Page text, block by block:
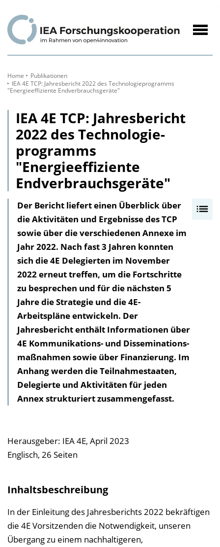
Inhalt
Home
Publikationen
IEA 4E TCP: Jahresbericht 2022 des Technologie­programms
"Energieeffiziente Endverbrauchs­geräte"
IEA 4E TCP: Jahresbericht
2022 des Technologie­
programms
"Energieeffiziente
Endverbrauchs­geräte"
l
Der Bericht liefert einen Überblick über
die Aktivitäten und Ergebnisse des TCP
sowie über die verschiedenen Annexe im
Jahr 2022. Nach fast 3 Jahren konnten
sich die 4E Delegierten im November
2022 erneut treffen, um die Fortschritte
zu besprechen und für die nächsten 5
Jahre die Strategie und die 4E-
Arbeitspläne entwickeln. Der
Jahresbericht enthält Informationen über
4E Kommunikations- und Disseminations­
maßnahmen sowie über Finanzierung. Im
Anhang werden die Teilnahmestaaten,
Delegierte und Aktivitäten für jeden
Annex strukturiert zusammengefasst.
Herausgeber: IEA 4E, April 2023
Englisch, 26 Seiten
Inhaltsbeschreibung
In der Einleitung des Jahresberichts 2022 bekräftigen
die 4E Vorsitzenden die Notwendigkeit, unseren
Übergang zu einem nachhaltigeren,